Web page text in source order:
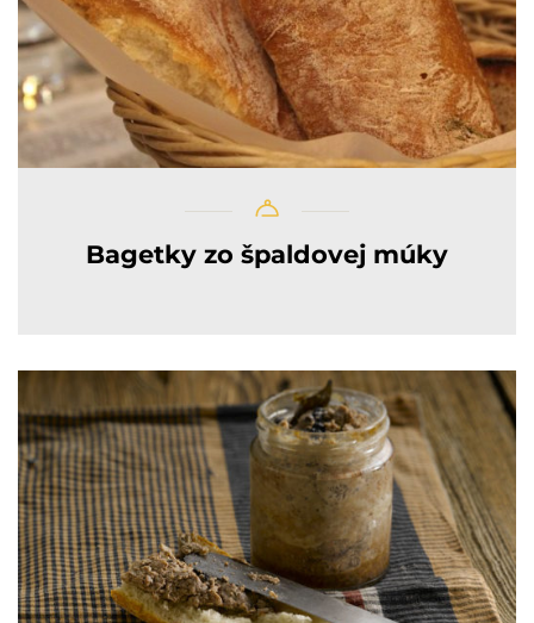
Bagetky zo špaldovej múky